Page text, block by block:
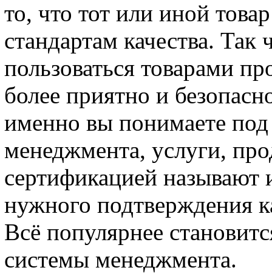
то, что тот или иной
стандартам качества. Так
пользоваться товарами
более приятно и
именно вы понимаете
менеджмента, услуги,
сертификацией называют
нужного подтверждения
Всё популярнее
системы менеджмента.